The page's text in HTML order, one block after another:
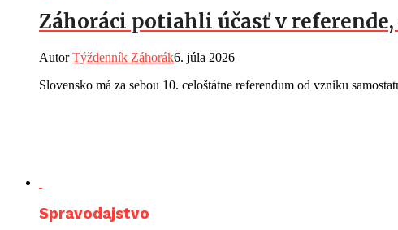
Záhoráci potiahli účasť v
AutorTýždenník Záhorák6. júla 2026
Slovensko má za sebou 10. celoštátne referendum od vzniku
Spravodajstvo